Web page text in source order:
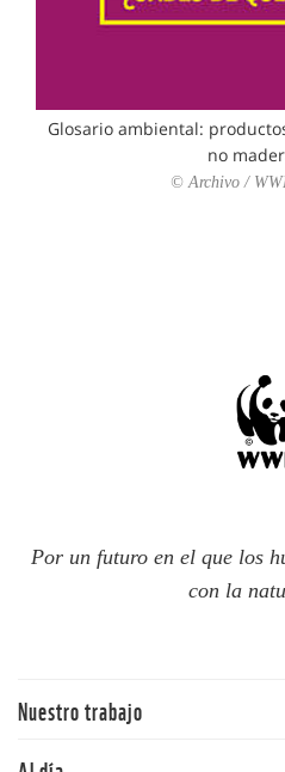
Glosario ambiental:
no
© Archivo /
Por un futuro en el que los
con la
Nuestro trabajo